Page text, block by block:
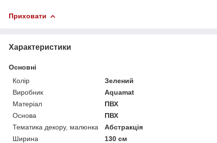
Приховати
Характеристики
Основні
Колір
Зелений
Виробник
Aquamat
Матеріал
ПВХ
Основа
ПВХ
Тематика декору, малюнка
Абстракція
Ширина
130 см